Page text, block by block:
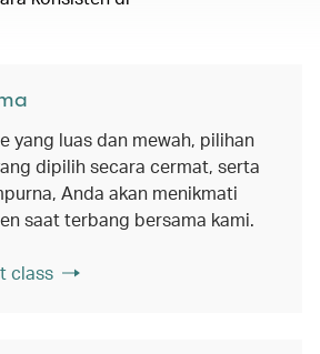
yang luas dan mewah, pilihan
dipilih secara cermat, serta
Anda akan menikmati
saat terbang bersama kami.
class